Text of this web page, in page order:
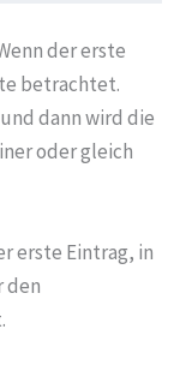
der erste
betrachtet.
dann wird die
oder gleich
erste Eintrag, in
den